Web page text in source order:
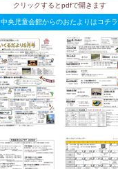
クリックするとpdfで開きます
中央児童会館からのおたよりはコチラ